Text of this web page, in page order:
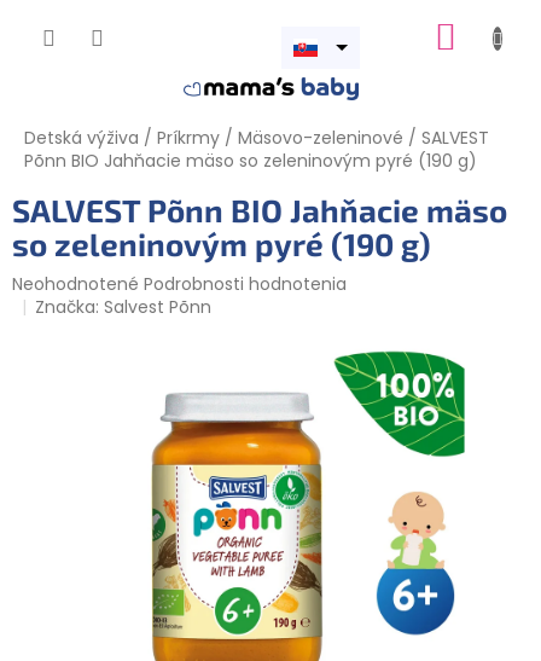
Otvoriť
Detská výživa / Príkrmy / Mäsovo-zeleninové / SALVEST
Põnn BIO Jahňacie mäso so zeleninovým pyré (190 g)
SALVEST Põnn BIO Jahňacie mäso
so zeleninovým pyré (190 g)
Priemerné
hodnotenie
Neohodnotené Podrobnosti hodnotenia
Značka:Salvest Põnn